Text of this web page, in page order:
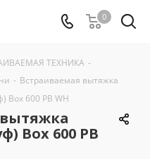
0
ТЕХНИКА -
- Встраиваемая вытяжка
Box 600 PB WH
Box 600 PB